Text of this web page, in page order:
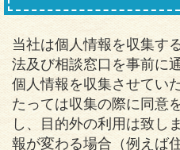
当社は個人情報を収集す
法及び相談窓口を事前に
個人情報を収集させてい
たっては収集の際に同意
し、目的外の利用は致し
報が変わる場合（例えば